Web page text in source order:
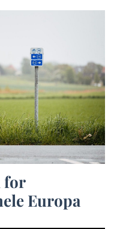
for
Europa